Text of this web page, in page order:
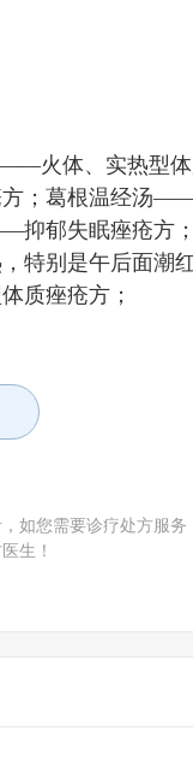
火体、实热型体
；葛根温经汤——
抑郁失眠痤疮
特别是午后面潮
质痤疮方；
如您需要诊疗处方服务
生！